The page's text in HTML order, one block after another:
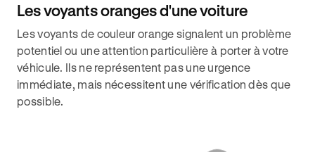
Les voyants oranges d'une voiture
Les voyants de couleur orange signalent un problème
potentiel ou une attention particulière à porter à votre
véhicule. Ils ne représentent pas une urgence
immédiate, mais nécessitent une vérification dès que
possible.